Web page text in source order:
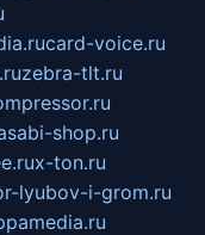
card-voice.ru
zebra-tlt.ru
shop.ru
x-ton.ru
lyubov-i-grom.ru